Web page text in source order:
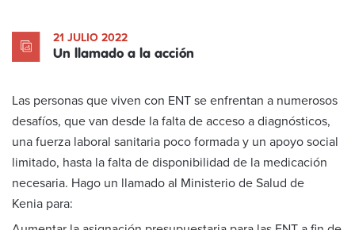
21 JULIO 2022
Un llamado a la acción
Las personas que viven con ENT se enfrentan a numerosos
desafíos, que van desde la falta de acceso a diagnósticos,
una fuerza laboral sanitaria poco formada y un apoyo social
limitado, hasta la falta de disponibilidad de la medicación
necesaria. Hago un llamado al Ministerio de Salud de
Kenia para: